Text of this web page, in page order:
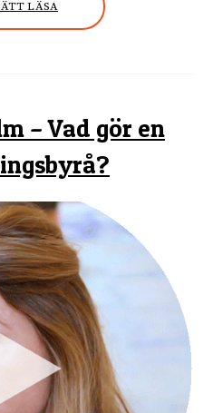
LÄSA
– Vad gör en